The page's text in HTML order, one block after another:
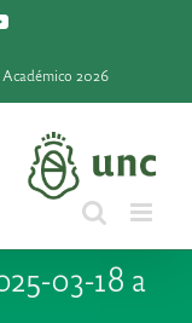
YouTube
2026
03-18 a